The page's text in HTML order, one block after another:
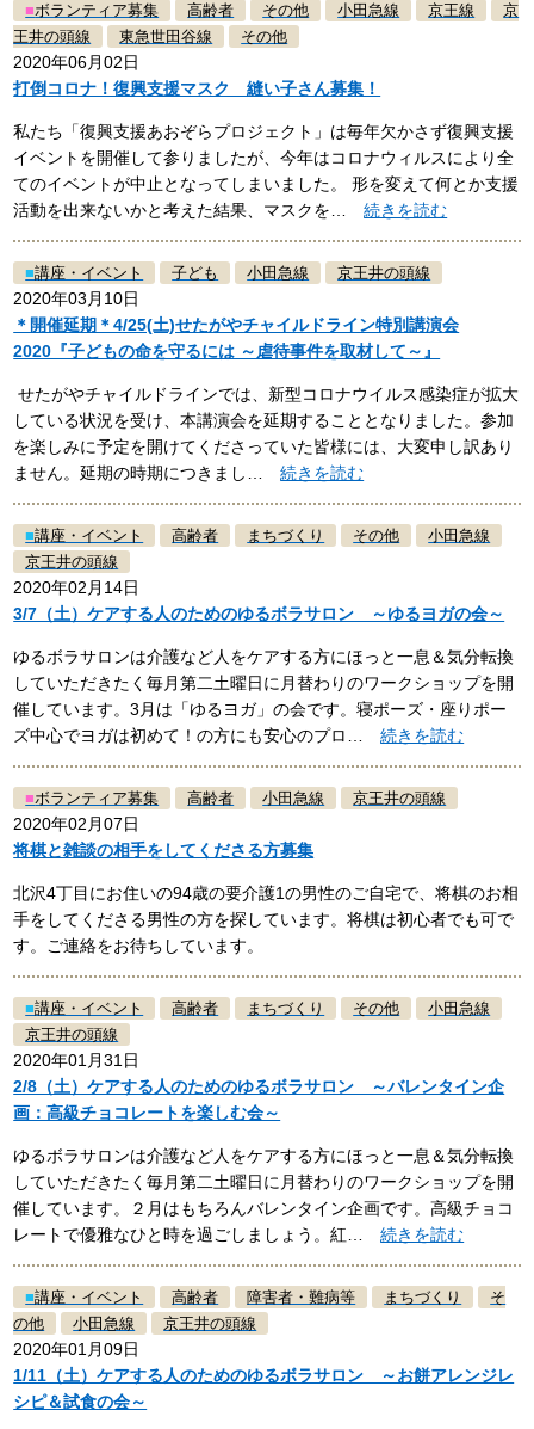
■ボランティア募集 高齢者 その他 小田急線 京王線
京
王井の頭線
東急世田谷線 その他
2020年06月02日
打倒コロナ！復興支援マスク 縫い子さん募集！
私たち「復興支援あおぞらプロジェクト」は毎年欠かさず復興支援
イベントを開催して参りましたが、今年はコロナウィルスにより全
てのイベントが中止となってしまいました。 形を変えて何とか支援
活動を出来ないかと考えた結果、マスクを…続きを読む
■講座・イベント 子ども 小田急線 京王井の頭線
2020年03月10日
＊開催延期＊4/25(土)せたがやチャイルドライン特別講演会
2020『子どもの命を守るには ～虐待事件を取材して～』
せたがやチャイルドラインでは、新型コロナウイルス感染症が拡大
している状況を受け、本講演会を延期することとなりました。参加
を楽しみに予定を開けてくださっていた皆様には、大変申し訳あり
ません。延期の時期につきまし…続きを読む
■講座・イベント 高齢者 まちづくり その他
小田急線
京王井の頭線
2020年02月14日
3/7（土）ケアする人のためのゆるボラサロン ～ゆるヨガの会～
ゆるボラサロンは介護など人をケアする方にほっと一息＆気分転換
していただきたく毎月第二土曜日に月替わりのワークショップを開
催しています。3月は「ゆるヨガ」の会です。寝ポーズ・座りポー
ズ中心でヨガは初めて！の方にも安心のプロ…続きを読む
■ボランティア募集 高齢者 小田急線 京王井の頭線
2020年02月07日
将棋と雑談の相手をしてくださる方募集
北沢4丁目にお住いの94歳の要介護1の男性のご自宅で、将棋のお相
手をしてくださる男性の方を探しています。将棋は初心者でも可で
す。ご連絡をお待ちしています。
■講座・イベント 高齢者 まちづくり その他
小田急線
京王井の頭線
2020年01月31日
2/8（土）ケアする人のためのゆるボラサロン ～バレンタイン企
画：高級チョコレートを楽しむ会～
ゆるボラサロンは介護など人をケアする方にほっと一息＆気分転換
していただきたく毎月第二土曜日に月替わりのワークショップを開
催しています。２月はもちろんバレンタイン企画です。高級チョコ
レートで優雅なひと時を過ごしましょう。紅…続きを読む
■講座・イベント 高齢者 障害者・難病等 まちづくり
そ
の他
小田急線 京王井の頭線
2020年01月09日
1/11（土）ケアする人のためのゆるボラサロン ～お餅アレンジレ
シピ＆試食の会～